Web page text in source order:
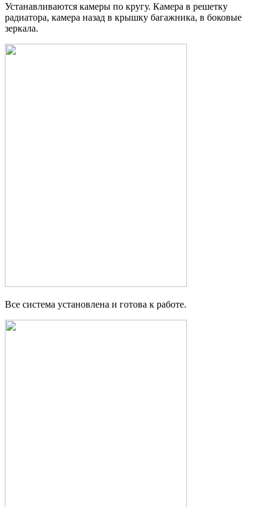
Устанавливаются камеры по кругу. Камера в решетку
радиатора, камера назад в крышку багажника, в боковые
зеркала.
Все система установлена и готова к работе.